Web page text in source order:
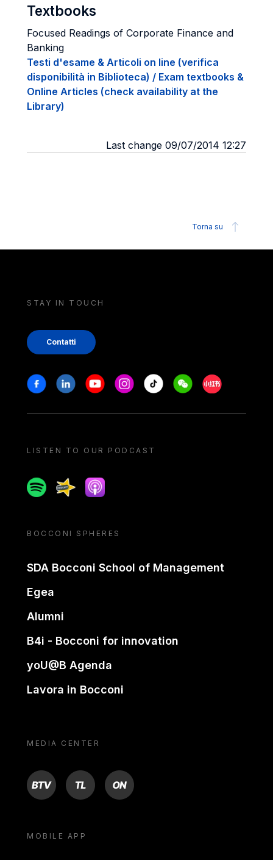
Textbooks
Focused Readings of Corporate Finance and
Banking
Testi d'esame & Articoli on line (verifica
disponibilità in Biblioteca) / Exam textbooks &
Online Articles (check availability at the
Library)
Last change 09/07/2014 12:27
Torna su
STAY IN TOUCH
Contatti
Stay in touch
FacebookLinkedinYoutubeInstagram
Tiktok WeechatXiaohongshu/
LISTEN TO OUR PODCAST
SpotifySpreakerApple podcast
BOCCONI SPHERES
SDA Bocconi School of Management
Egea
Alumni
B4i - Bocconi for innovation
yoU@B Agenda
Lavora in Bocconi
MEDIA CENTER
BTV TL ON
MOBILE APP